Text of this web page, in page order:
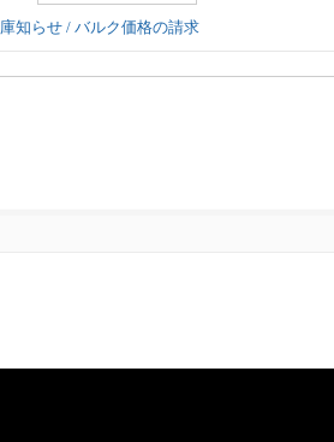
知らせ / バルク価格の請求